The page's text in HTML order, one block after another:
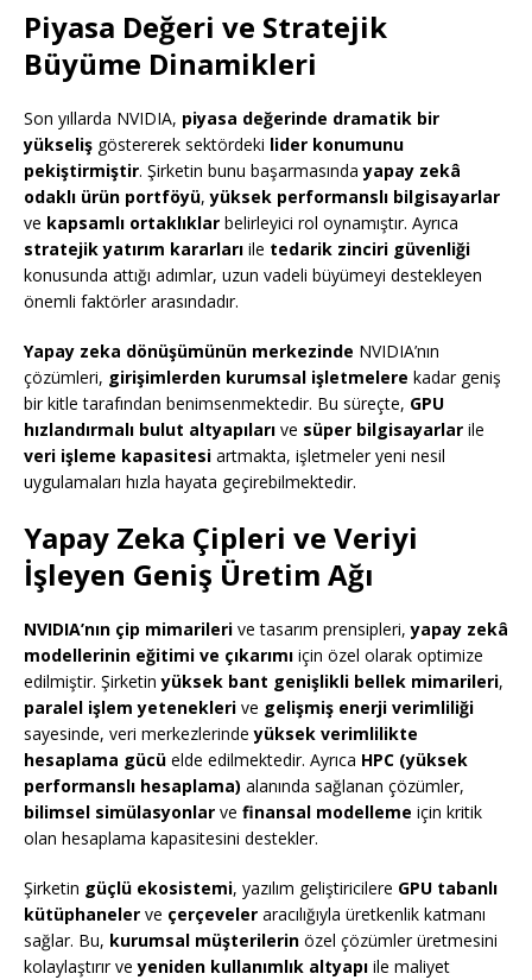
Piyasa Değeri ve Stratejik
Büyüme Dinamikleri
Son yıllarda NVIDIA, piyasa değerinde dramatik bir
yükseliş göstererek sektördeki lider konumunu
pekiştirmiştir. Şirketin bunu başarmasındayapay zekâ
odaklı ürün portföyü,yüksek performanslı bilgisayarlar
ve kapsamlı ortaklıklar belirleyici rol oynamıştır. Ayrıca
stratejik yatırım kararları ile tedarik zinciri güvenliği
konusunda attığı adımlar, uzun vadeli büyümeyi destekleyen
önemli faktörler arasındadır.
Yapay zeka dönüşümünün merkezinde NVIDIA’nın
çözümleri, girişimlerden kurumsal işletmelere kadar geniş
bir kitle tarafından benimsenmektedir. Bu süreçte, GPU
hızlandırmalı bulut altyapıları ve süper bilgisayarlar ile
veri işleme kapasitesi artmakta, işletmeler yeni nesil
uygulamaları hızla hayata geçirebilmektedir.
Yapay Zeka Çipleri ve Veriyi
İşleyen Geniş Üretim Ağı
NVIDIA’nın çip mimarileri ve tasarım prensipleri,yapay zekâ
modellerinin eğitimi ve çıkarımı için özel olarak optimize
edilmiştir. Şirketinyüksek bant genişlikli bellek mimarileri,
paralel işlem yetenekleri ve gelişmiş enerji verimliliği
sayesinde, veri merkezlerindeyüksek verimlilikte
hesaplama gücü elde edilmektedir. Ayrıca HPC (yüksek
performanslı hesaplama) alanında sağlanan çözümler,
bilimsel simülasyonlar ve finansal modelleme için kritik
olan hesaplama kapasitesini destekler.
Şirketin güçlü ekosistemi, yazılım geliştiricilere GPU tabanlı
kütüphaneler ve çerçeveler aracılığıyla üretkenlik katmanı
sağlar. Bu, kurumsal müşterilerin özel çözümler üretmesini
kolaylaştırır veyeniden kullanımlık altyapı ile maliyet